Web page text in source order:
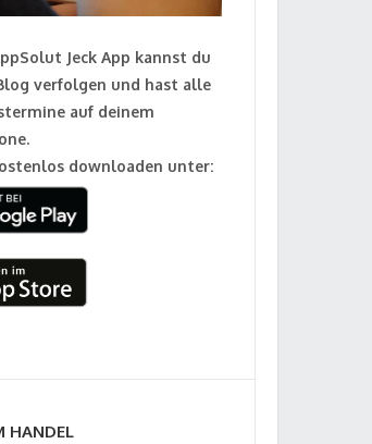
Jeck App kannst du
verfolgen und hast alle
auf deinem
downloaden unter:
HANDEL